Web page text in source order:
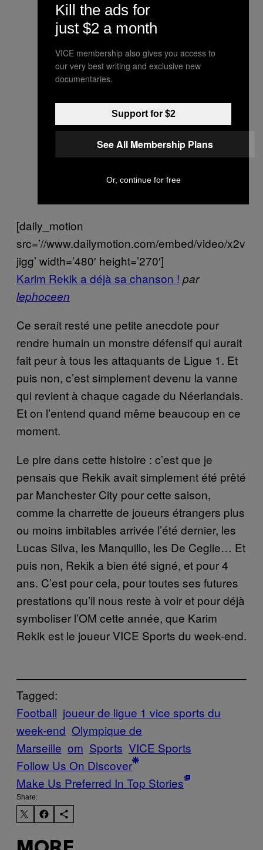
[daily_motion
src=’//www.dailymotion.com/embed/video/x2v
jigg’ width=’480′ height=’270′]
Karim Rekik a déjà sa chanson ! par
lephoceen
Ce serait resté une petite anecdote pour
rendre humain un monstre défensif qui aurait
fait peur à tous les attaquants de Ligue 1. Et
puis non, c’est simplement devenu la vanne
qui revient à chaque cagade du Néerlandais.
Et on l’entend quand même beaucoup en ce
moment.
Le pire dans cette histoire : c’est que je
pensais que Rekik avait simplement été prêté
par Manchester City pour cette saison,
comme la charrette de joueurs étrangers plus
ou moins imbitables arrivée l’été dernier, les
Lucas Silva, les Manquillo, les De Ceglie… Et
puis non, Rekik a bien été signé, et pour 4
ans. C’est pour cela, pour toutes ses futures
prestations qu’il nous reste à voir et pour déjà
symboliser l’OM cette année, que Karim
Rekik est le joueur VICE Sports du week-end.
Tagged:
Football joueur de ligue 1 vice sports du
week-end Olympique de
Marseille om Sports VICE Sports
Follow Us On Discover
Make Us Preferred In Top Stories
Share:
Kill the ads for
just $2 a month
VICE membership also gives you access to
our very best writing and exclusive new
documentaries.
Support for $2
See All Membership Plans
Or, continue for free